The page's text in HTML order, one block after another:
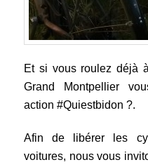
Et si vous roulez déjà
Grand Montpellier
action #Quiestbidon ?.
Afin de libérer les
voitures, nous vous